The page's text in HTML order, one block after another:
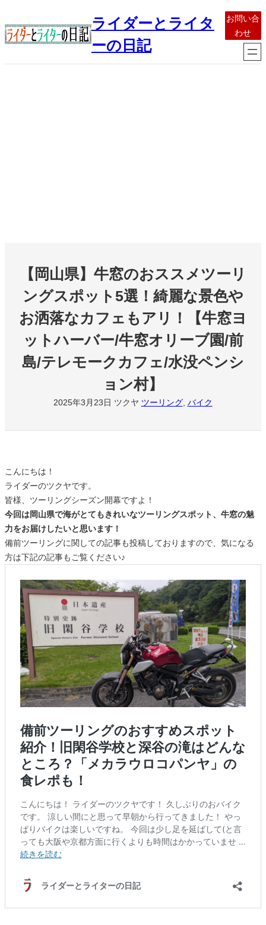
容
を
ライダーとライタ
ーの日記
お問い合
わせ
【岡山県】牛窓のおススメツーリ
ングスポット5選！綺麗な景色や
お洒落なカフェもアリ！【牛窓ヨ
ットハーバー/牛窓オリーブ園/前
島/テレモークカフェ/水没ペンシ
ョン村】
2025年3月23日 ツクヤ ツーリング, バイク
こんにちは！
ライダーのツクヤです。
皆様、ツーリングシーズン開幕ですよ！
今回は岡山県で海がとてもきれいなツーリングスポット、牛窓の魅
力をお届けしたいと思います！
備前ツーリングに関しての記事も投稿しておりますので、気になる
方は下記の記事もご覧ください♪